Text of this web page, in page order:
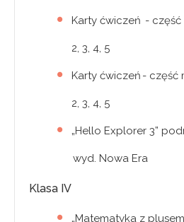
Karty ćwiczeń -
2, 3, 4, 5
Karty ćwiczeń - część
2, 3, 4, 5
„Hello Explorer 3”
wyd. Nowa Era
Klasa IV
„Matematyka z